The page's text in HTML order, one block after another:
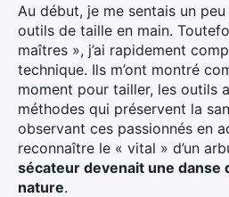
Au début, je me sentais un
outils de taille en main.
maîtres », j’ai rapidement
technique. Ils m’ont montré
moment pour tailler, les outils
méthodes qui préservent la
observant ces passionnés en
reconnaître le « vital » d’un
sécateur devenait une danse
nature.